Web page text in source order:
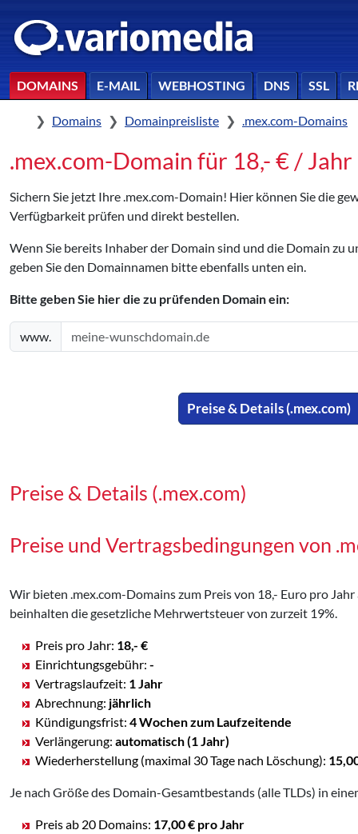
DOMAINS E-MAIL WEBHOSTING DNS SSL
HomeDomains Domainpreisliste .mex.com-Domains
.mex.com-Domain für 18,- € /
Sichern Sie jetzt Ihre .mex.com-Domain! Hier können Sie die
Verfügbarkeit prüfen und direkt bestellen.
Wenn Sie bereits Inhaber der Domain sind und die Domain zu
geben Sie den Domainnamen bitte ebenfalls unten ein.
Bitte geben Sie hier die zu prüfenden Domain ein:
www.
Preise & Details (.mex.com)
Preise & Details (.mex.com)
Preise und Vertragsbedingungen von
Wir bieten .mex.com-Domains zum Preis von 18,- Euro pro
beinhalten die gesetzliche Mehrwertsteuer von zurzeit 19%.
Preis pro Jahr: 18,- €
Einrichtungsgebühr: -
Vertragslaufzeit: 1 Jahr
Abrechnung: jährlich
Kündigungsfrist: 4 Wochen zum Laufzeitende
Verlängerung: automatisch (1 Jahr)
Wiederherstellung (maximal 30 Tage nach Löschung):
Je nach Größe des Domain-Gesamtbestands (alle TLDs) in
Preis ab 20 Domains: 17,00 € pro Jahr